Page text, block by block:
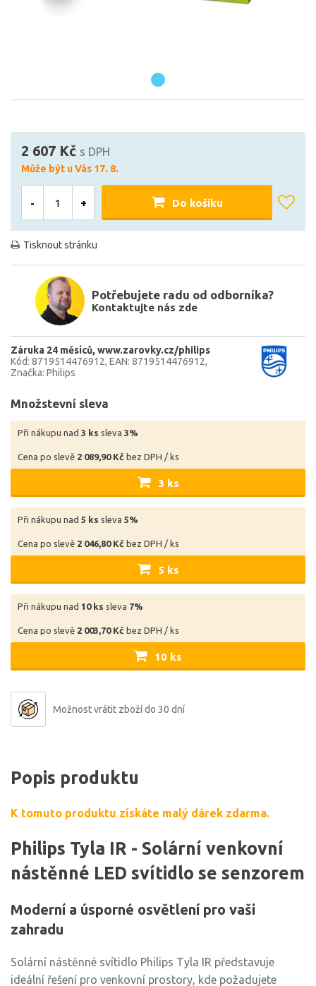
2 607 Kč s DPH
Může být u Vás 17. 8.
- + Do košíku
Tisknout stránku
Potřebujete radu od odborníka?
Kontaktujte nás zde
Záruka 24 měsíců www.zarovky.cz/philips
Kód: 8719514476912 EAN: 8719514476912
Značka: Philips
Množstevní sleva
Při nákupu nad 3 ks sleva 3%
Cena po slevě 2 089,90 Kč bez DPH / ks
3 ks
Při nákupu nad 5 ks sleva 5%
Cena po slevě 2 046,80 Kč bez DPH / ks
5 ks
Při nákupu nad 10 ks sleva 7%
Cena po slevě 2 003,70 Kč bez DPH / ks
10 ks
Možnost vrátit zboží do 30 dní
Popis produktu
K tomuto produktu získáte malý dárek zdarma.
Philips Tyla IR - Solární venkovní
nástěnné LED svítidlo se senzorem
Moderní a úsporné osvětlení pro vaši
zahradu
Solární nástěnné svítidlo Philips Tyla IR představuje
ideální řešení pro venkovní prostory, kde požadujete